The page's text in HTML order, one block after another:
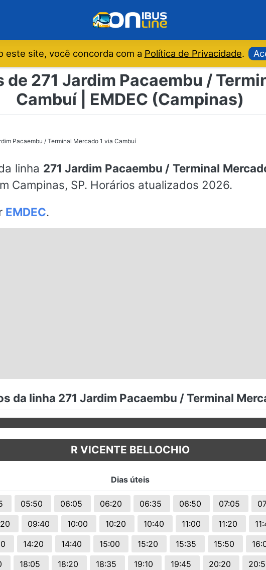
este site, você concorda com a Política de Privacidade.
271 Jardim Pacaembu /
Cambuí | EMDEC (Campinas)
Pacaembu / Terminal Mercado 1 via Cambuí
linha 271 Jardim Pacaembu / Terminal
Campinas, SP. Horários atualizados 2026.
EMDEC.
da linha 271 Jardim Pacaembu / Terminal
R VICENTE BELLOCHIO
Dias úteis
05:50 06:05 06:20 06:35 06:50 07:05
09:40 10:00 10:20 10:40 11:00 11:20
14:20 14:40 15:00 15:20 15:35 15:50
18:05 18:20 18:35 19:10 19:45 20:20